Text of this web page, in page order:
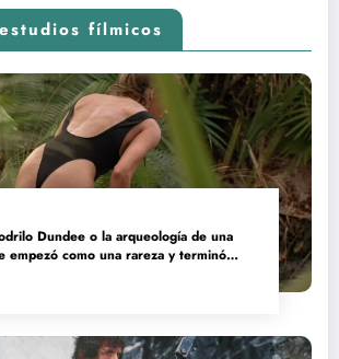
fílmicos
Dundee o la arqueología de una
empezó como una rareza y terminó